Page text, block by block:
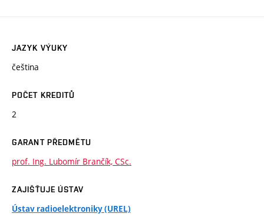
JAZYK VÝUKY
čeština
POČET KREDITŮ
2
GARANT PŘEDMĚTU
prof. Ing. Lubomír Brančík, CSc.
ZAJIŠŤUJE ÚSTAV
Ústav radioelektroniky (UREL)